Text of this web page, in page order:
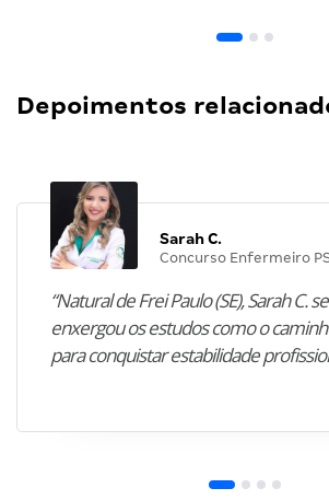
Depoimentos
Sarah C.
Concurso Enfermeiro
“Natural de Frei Paulo (SE), Sarah C.
enxergou os estudos como o
para conquistar estabilidade